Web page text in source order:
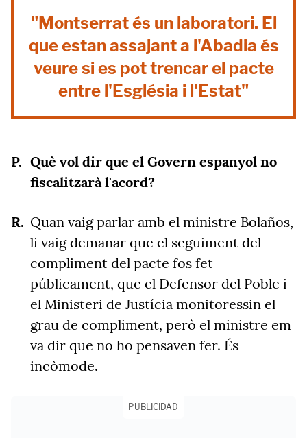
"Montserrat és un laboratori. El
que estan assajant a l'Abadia és
veure si es pot trencar el pacte
entre l'Església i l'Estat"
Què vol dir que el Govern espanyol no
fiscalitzarà l'acord?
Quan vaig parlar amb el ministre Bolaños,
li vaig demanar que el seguiment del
compliment del pacte fos fet
públicament, que el Defensor del Poble i
el Ministeri de Justícia monitoressin el
grau de compliment, però el ministre em
va dir que no ho pensaven fer. És
incòmode.
PUBLICIDAD